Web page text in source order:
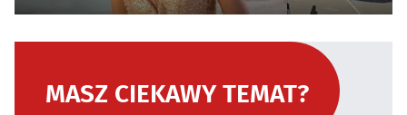
MASZ CIEKAWY TEMAT?